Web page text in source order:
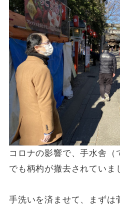
コロナの影響で、手水舎（
でも柄杓が撤去されていま
手洗いを済ませて、まずは